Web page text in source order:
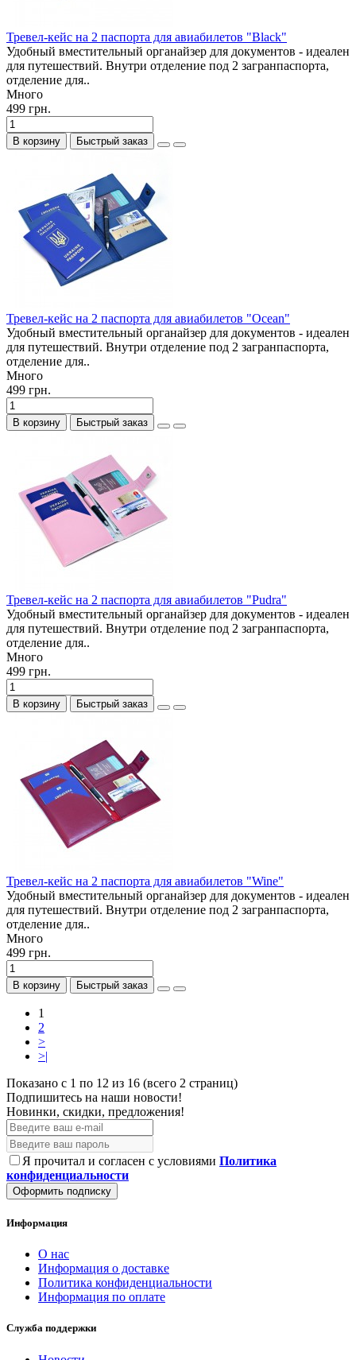
Тревел-кейс на 2 паспорта для авиабилетов "Black"
Удобный вместительный органайзер для документов - идеален
для путешествий. Внутри отделение под 2 загранпаспорта,
отделение для..
Много
499 грн.
В корзину Быстрый заказ
Тревел-кейс на 2 паспорта для авиабилетов "Ocean"
Удобный вместительный органайзер для документов - идеален
для путешествий. Внутри отделение под 2 загранпаспорта,
отделение для..
Много
499 грн.
В корзину Быстрый заказ
Тревел-кейс на 2 паспорта для авиабилетов "Pudra"
Удобный вместительный органайзер для документов - идеален
для путешествий. Внутри отделение под 2 загранпаспорта,
отделение для..
Много
499 грн.
В корзину Быстрый заказ
Тревел-кейс на 2 паспорта для авиабилетов "Wine"
Удобный вместительный органайзер для документов - идеален
для путешествий. Внутри отделение под 2 загранпаспорта,
отделение для..
Много
499 грн.
В корзину Быстрый заказ
1
2
>
>|
Показано с 1 по 12 из 16 (всего 2 страниц)
Подпишитесь на наши новости!
Новинки, скидки, предложения!
Я прочитал и согласен с условиями Политика
конфиденциальности
Оформить подписку
Информация
О нас
Информация о доставке
Политика конфиденциальности
Информация по оплате
Служба поддержки